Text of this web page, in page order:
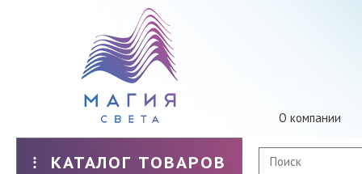
О компании
КАТАЛОГ ТОВАРОВ